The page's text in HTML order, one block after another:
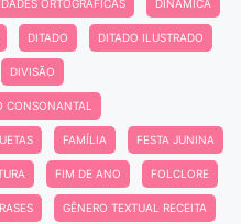
ORTOGRÁFICAS DINAMICA
DITADO DITADO ILUSTRADO
DIVISÃO
CONSONANTAL
FAMÍLIA FESTA JUNINA
FIM DE ANO FOLCLORE
GÊNERO TEXTUAL RECEITA